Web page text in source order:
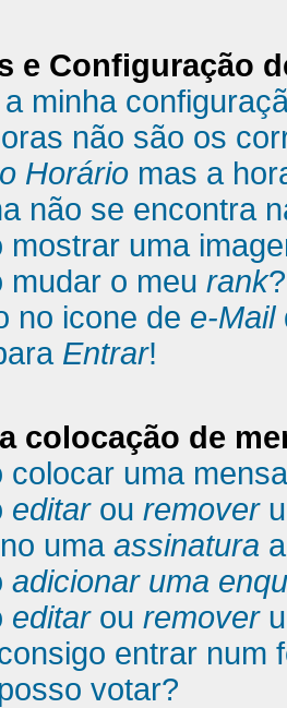
e Configuração
minha
não são os
Horário mas a
não se encontra
mostrar uma
mudar o meu rank?
no icone de e-Mail
Entrar!
colocação de
colocar uma
editarou remover
uma assinatura
adicionar uma
editarou remover
entrar num
votar?